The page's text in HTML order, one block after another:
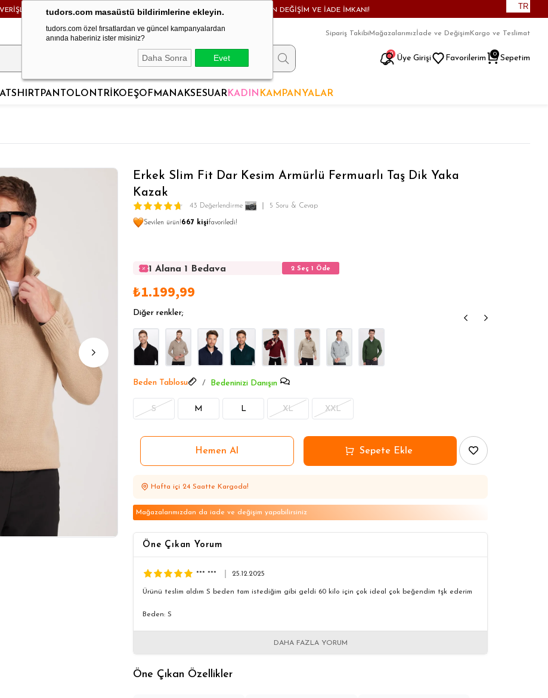
tudors.com masaüstü bildirimlerine ekleyin.
tudors.com özel fırsatlardan ve güncel kampanyalardan
anında haberiniz ister misiniz?
Daha Sonra Evet
KARGO BEDAVA! - HAFTA İÇİ 24 SAATTE KARGODA! - MAĞAZADAN DEĞİŞİM VE İADE İMKANI! TR
9
Sipariş TakibiMağazalarımız İade ve Değişim Kargo ve Teslimat
Üye Girişi Favorilerim Sepetim
0
PANTOLON TRİKO EŞOFMANAKSESUARKADIN KAMPANYALAR
Erkek Slim Fit Dar Kesim Armürlü Fermuarlı Taş Dik Yaka
Kazak
43 Değerlendirme 5 Soru & Cevap
Sevilen ürün!667 kişifavoriledi!
1 Alana 1 Bedava 2 Seç 1 Öde
1 Alana 1 Bedava
1 Alana 1 Bedava
₺1.199,99
Diğer renkler;
Beden Tablosu Bedeninizi Danışın
S M L XL XXL
Hafta içi 24 Saatte Kargoda!
Mağazalarımızdan da iade ve değişim yapabilirsiniz
Öne Çıkan Yorum
*** *** 25.12.2025
Ürünü teslim aldım S beden tam istediğim gibi geldi 60 kilo için çok ideal çok beğendim tşk ederim
Beden: S
DAHA FAZLA YORUM
Öne Çıkan Özellikler